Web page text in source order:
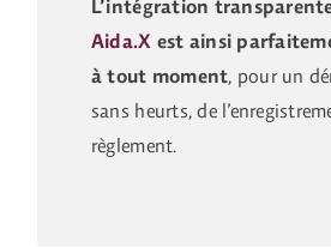
L’intégration
Aida.X est ainsi
à tout moment, pour un
sans heurts, de
règlement.